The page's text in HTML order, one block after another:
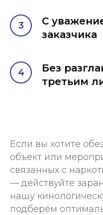
С
заказчика
Без
третьим
Если вы хотите
объект или
связанных с
— действуйте
нашу
подберём